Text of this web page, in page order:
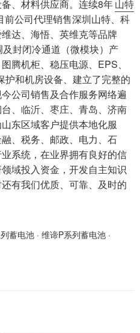
、材料供应商。连续8年山特
前公司代理销售深圳山特、科
达、海悟、英维克等品牌
封闭冷通道（微模块）产
腾机柜、稳压电源、EPS、
护和机房设备、建立了完整的
公司销售及合作服务网络遍
、临沂、枣庄、青岛、济南
东区域客户提供本地化服
、税务、邮政、电力、石
系统，在业界拥有良好的信
域投入资金，开发自主知识
有我们优质、可靠、及时的
蓄电池 · 维谛P系列蓄电池 ·